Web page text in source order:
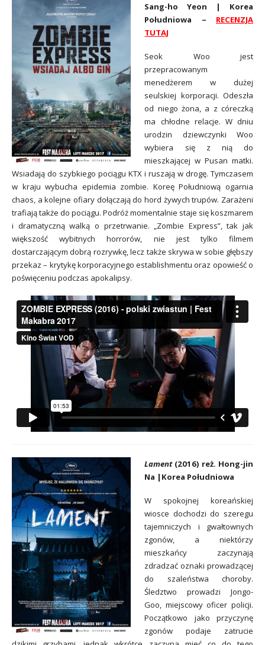
Sang-ho Yeon | Korea
Południowa – RECENZJA
TUTAJ
Seok Woo jest
przepracowanym
menedżerem w dużej
seulskiej korporacji. Odeszła
od niego żona, a z córeczką
ma chłodne relacje. W dniu
urodzin dziewczynki Woo
wybiera się z nią do
mieszkającej w Pusan matki.
Wsiadają do szybkiego pociągu KTX i ruszają w drogę. Tymczasem
w kraju wybucha epidemia zombie. Koreę Południową ogarnia
chaos, a kolejne ofiary dołączają do hord żywych trupów. Zarażeni
trafiają także do pociągu. Podróż momentalnie staje się koszmarem
i dramatyczną walką o przetrwanie. „Zombie Express”, tak jak
większość wybitnych horrorów, nie jest tylko filmem
dostarczającym dobrą rozrywkę, lecz także skrywa w sobie głębszy
przekaz – krytykę korporacyjnego establishmentu oraz opowieść o
poświęceniu podczas apokalipsy.
Lament(2016) reż. Hong-jin
Na |Korea Południowa
W spokojnej koreańskiej
wiosce dochodzi do szeregu
tajemniczych i gwałtownych
zgonów, a niektórzy
mieszkańcy zaczynają
zdradzać oznaki prowadzącej
do szaleństwa choroby.
Śledztwo prowadzi Jongo-
Goo, miejscowy oficer policji.
Początkowo jako przyczynę
zgonów podaje zatrucie